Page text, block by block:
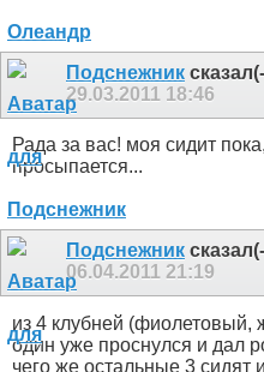
Подснежник
29.03.2011 18:46
Рада за вас! моя сидит
просыпается...
Подснежник
06.04.2011 21:19
из 4 клубней (фиолетовый,
один уже проснулся и дал
чего же остальные 3 сидят